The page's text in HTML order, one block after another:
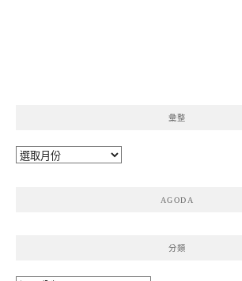
彙整
彙
AGODA
分類